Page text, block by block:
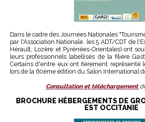
Dans le cadre des Journées Nationales
par l'Association Nationale, les 5 ADT/CDT de
Hérault, Lozère et Pyrénées-Orientales) ont
leurs professionnels labellisés de la filière
Certains d'entre eux ont fièrement représenté
lors de la 60ème édition du Salon International
Consultation et téléchargement
BROCHURE HÉBERGEMENTS DE
EST OCCITANIE